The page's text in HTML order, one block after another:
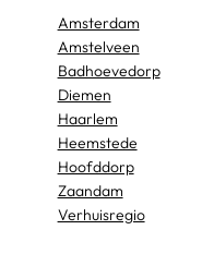
Amsterdam
Amstelveen
Badhoevedorp
Diemen
Haarlem
Heemstede
Hoofddorp
Zaandam
Verhuisregio